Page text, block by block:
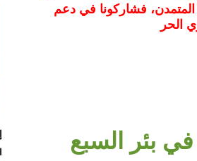
المتمدن، فشاركونا في دعم
الحر
بئر السبع